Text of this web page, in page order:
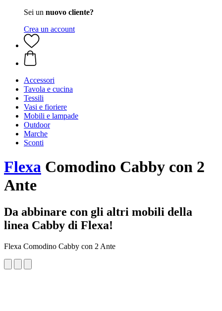
Sei un nuovo cliente?
Crea un account
Accessori
Tavola e cucina
Tessili
Vasi e fioriere
Mobili e lampade
Outdoor
Marche
Sconti
Flexa Comodino Cabby con 2
Ante
Da abbinare con gli altri mobili della
linea Cabby di Flexa!
Flexa Comodino Cabby con 2 Ante